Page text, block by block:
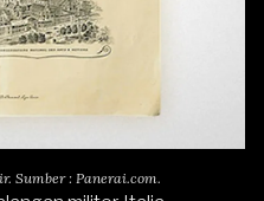
Sumber : Panerai.com.